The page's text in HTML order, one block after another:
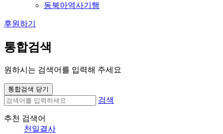
동북아역사기행
후원하기
통합검색
원하시는 검색어를 입력해 주세요
통합검색 닫기
검색
추천 검색어
천일결사